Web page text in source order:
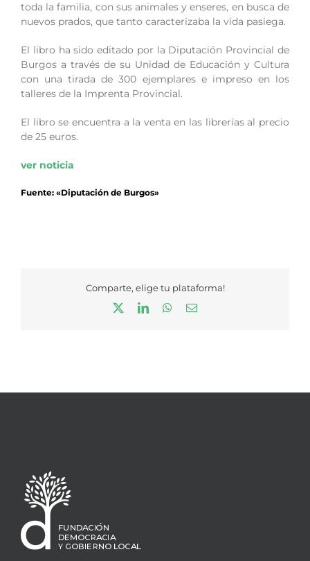
toda la familia, con sus animales y enseres, en busca de
nuevos prados, que tanto caracterizaba la vida pasiega.
El libro ha sido editado por la Diputación Provincial de
Burgos a través de su Unidad de Educación y Cultura
con una tirada de 300 ejemplares e impreso en los
talleres de la Imprenta Provincial.
El libro se encuentra a la venta en las librerías al precio
de 25 euros.
ver noticia
Fuente: «Diputación de Burgos»
Comparte, elige tu plataforma!
LinkedInWhatsApp
Correo